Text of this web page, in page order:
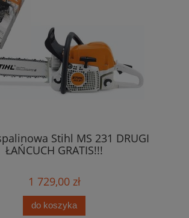
Stihl MS 231 DRUGI
ŁAŃCUCH GRATIS!!!
1 729,00 zł
do koszyka